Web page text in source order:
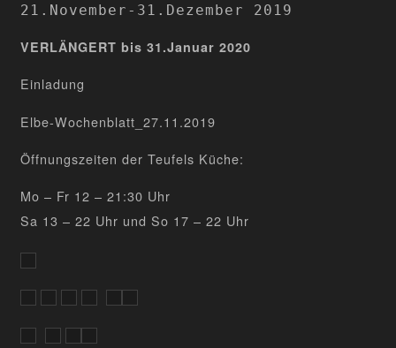
21.November-31.Dezember 2019
VERLÄNGERT bis 31.Januar 2020
Einladung
Elbe-Wochenblatt_27.11.2019
Öffnungszeiten der Teufels Küche:
Mo – Fr 12 – 21:30 Uhr
Sa 13 – 22 Uhr und So 17 – 22 Uhr